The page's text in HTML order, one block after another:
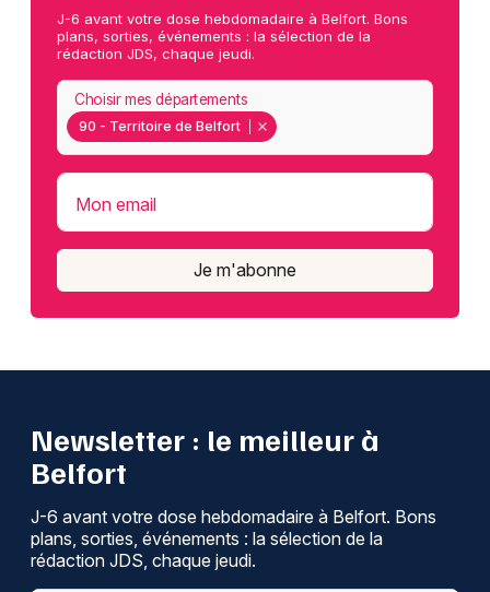
J-6 avant votre dose hebdomadaire à Belfort. Bons
plans, sorties, événements : la sélection de la
rédaction JDS, chaque jeudi.
90 - Territoire de Belfort
Choisir mes départements
Mon email
Je m'abonne
Newsletter : le meilleur à
Belfort
J-6 avant votre dose hebdomadaire à Belfort. Bons
plans, sorties, événements : la sélection de la
rédaction JDS, chaque jeudi.